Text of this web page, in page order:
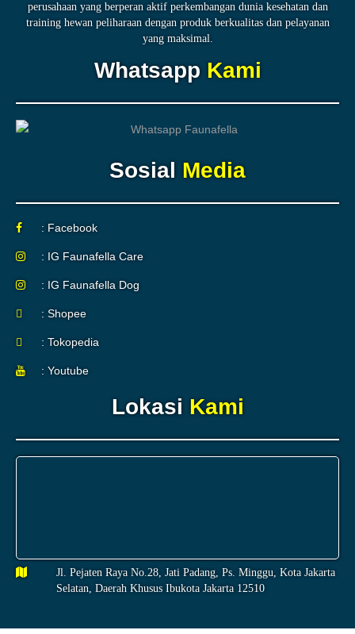
perusahaan yang berperan aktif perkembangan dunia kesehatan dan
training hewan peliharaan dengan produk berkualitas dan pelayanan
yang maksimal.
WhatsappKami
Sosial Media
: Facebook
: IG Faunafella Care
: IG Faunafella Dog
: Shopee
: Tokopedia
: Youtube
Lokasi Kami
Jl. Pejaten Raya No.28, Jati Padang, Ps. Minggu, Kota Jakarta
Selatan, Daerah Khusus Ibukota Jakarta 12510